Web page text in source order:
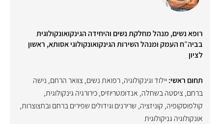
רופא נשים, מנהל מחלקת נשים והיחידה הגינקואונקולוגית
בביה״ח העמק ומנהל השירות הגינקואונקולוגי אסותא, ראשון
לציון
תחום ראשי:יילוד וגינקולוגיה, רפואת נשים, צוואר הרחם, נישה
ברחם, ציסטה בשחלה, אנדומטריוזיס,כירורגיה גינקולוגית,
קולפוסקופיה, קוניזציה, שרירנים וגידולים שפירים ברחם ובחצוצרות,
אונקולוגיה גניקולוגית